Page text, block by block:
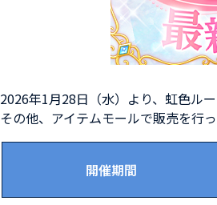
2026年1月28日（水）より、虹色ル
その他、アイテムモールで販売を行
開催期間